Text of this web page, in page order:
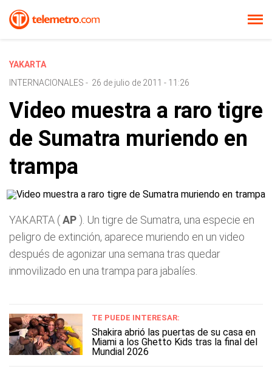
YAKARTA
INTERNACIONALES - 26 de julio de 2011 - 11:26
Video muestra a raro tigre
de Sumatra muriendo en
trampa
YAKARTA (AP ). Un tigre de Sumatra, una especie en
peligro de extinción, aparece muriendo en un video
después de agonizar una semana tras quedar
inmovilizado en una trampa para jabalíes.
TE PUEDE INTERESAR:
Shakira abrió las puertas de su casa en
Miami a los Ghetto Kids tras la final del
Mundial 2026